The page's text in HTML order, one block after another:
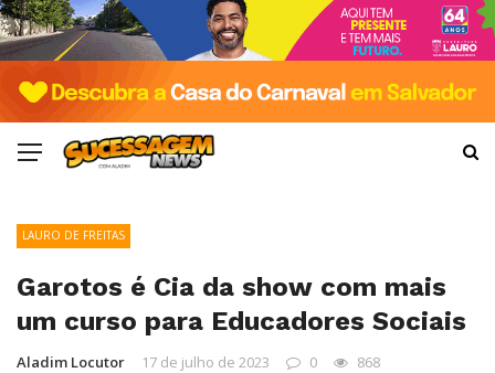
LAURO DE FREITAS
Garotos é Cia da show com mais
um curso para Educadores Sociais
Aladim Locutor 17 de julho de 2023 0 868